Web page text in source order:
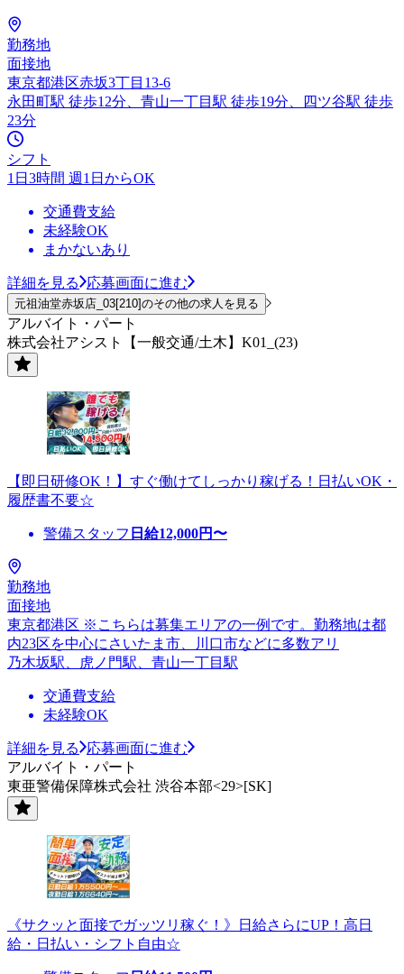
勤務地
面接地
東京都港区赤坂3丁目13-6
永田町駅 徒歩12分、青山一丁目駅 徒歩19分、四ツ谷駅 徒歩
23分
シフト
1日3時間 週1日からOK
交通費支給
未経験OK
まかないあり
詳細を見る 応募画面に進む
元祖油堂赤坂店_03[210]のその他の求人を見る
アルバイト・パート
株式会社アシスト【一般交通/土木】K01_(23)
【即日研修OK！】すぐ働けてしっかり稼げる！日払いOK・
履歴書不要☆
警備スタッフ 日給12,000円〜
勤務地
面接地
東京都港区 ※こちらは募集エリアの一例です。勤務地は都
内23区を中心にさいたま市、川口市などに多数アリ
乃木坂駅、虎ノ門駅、青山一丁目駅
交通費支給
未経験OK
詳細を見る
応募画面に進む
アルバイト・パート
東亜警備保障株式会社 渋谷本部<29>[SK]
《サクッと面接でガッツリ稼ぐ！》日給さらにUP！高日
給・日払い・シフト自由☆